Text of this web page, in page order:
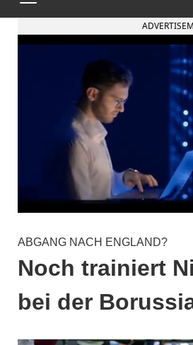
ABGANG NACH ENGLAND?
Noch trainiert
bei der